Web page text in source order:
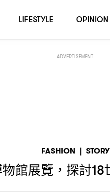
ADVERTISEMENT
FASHION | STORY
館展覽 ， 探討18
LIFESTYLE OPINION